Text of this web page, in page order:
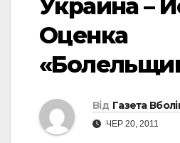
Украина –
Оценка
Від Газета
ЧЕР 20, 2011